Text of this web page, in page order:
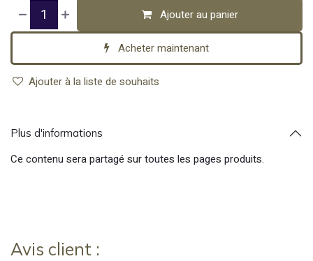
Ajouter au panier
Acheter maintenant
Ajouter à la liste de souhaits
Plus d'informations
Ce contenu sera partagé sur toutes les pages produits.
Avis client :